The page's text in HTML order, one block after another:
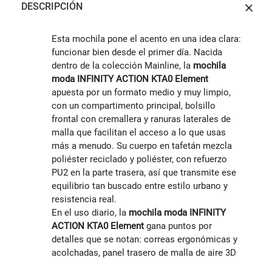
DESCRIPCIÓN
Esta mochila pone el acento en una idea clara:
funcionar bien desde el primer día. Nacida
dentro de la colección Mainline, la mochila
moda INFINITY ACTION KTA0 Element
apuesta por un formato medio y muy limpio,
con un compartimento principal, bolsillo
frontal con cremallera y ranuras laterales de
malla que facilitan el acceso a lo que usas
más a menudo. Su cuerpo en tafetán mezcla
poliéster reciclado y poliéster, con refuerzo
PU2 en la parte trasera, así que transmite ese
equilibrio tan buscado entre estilo urbano y
resistencia real.
En el uso diario, la mochila moda INFINITY
ACTION KTA0 Element gana puntos por
detalles que se notan: correas ergonómicas y
acolchadas, panel trasero de malla de aire 3D